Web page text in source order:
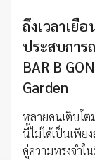
ถึงเวลาเยื
ประสบการ
BAR B
Garden
หลายคนเติบโ
นี้ไม่ได้เป็นเพี
คู่ความทรงจำใ